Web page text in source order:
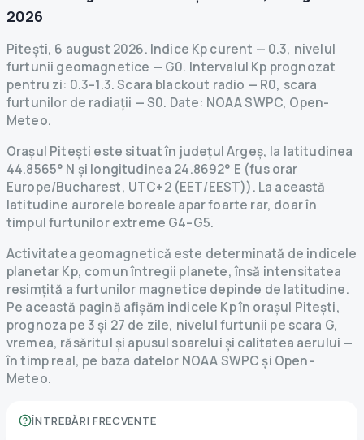
2026
Pitești, 6 august 2026. Indice Kp curent — 0.3, nivelul
furtunii geomagnetice — G0. Intervalul Kp prognozat
pentru zi: 0.3–1.3. Scara blackout radio — R0, scara
furtunilor de radiații — S0. Date: NOAA SWPC, Open-
Meteo.
Orașul Pitești este situat în județul Argeș, la latitudinea
44.8565° N și longitudinea 24.8692° E (fus orar
Europe/Bucharest, UTC+2 (EET/EEST)). La această
latitudine aurorele boreale apar foarte rar, doar în
timpul furtunilor extreme G4–G5.
Activitatea geomagnetică este determinată de indicele
planetar Kp, comun întregii planete, însă intensitatea
resimțită a furtunilor magnetice depinde de latitudine.
Pe această pagină afișăm indicele Kp în orașul Pitești,
prognoza pe 3 și 27 de zile, nivelul furtunii pe scara G,
vremea, răsăritul și apusul soarelui și calitatea aerului —
în timp real, pe baza datelor NOAA SWPC și Open-
Meteo.
ÎNTREBĂRI FRECVENTE